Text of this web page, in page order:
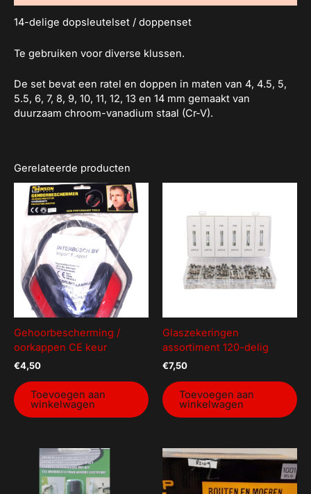
14-delige dopsleutelset / doppenset
Te gebruiken voor diverse klussen.
De set bevat een ratel en doppen in maten van 4, 4.5, 5,
5.5, 6, 7, 8, 9, 10, 11, 12, 13 en 14 mm gemaakt van
duurzaam chroom-vanadium staal (Cr-V).
Gerelateerde producten
Gehoorbescherming /
oorkappen CE keur
€4,50
Toevoegen aan
winkelwagen
Glaszekeringen
assortiment 120-delig
€7,50
Toevoegen aan
winkelwagen